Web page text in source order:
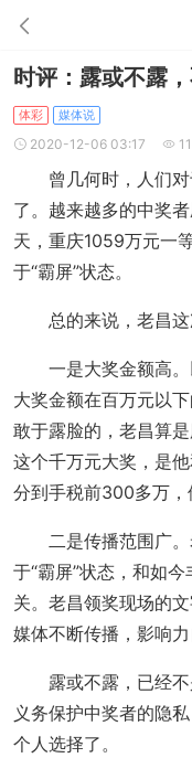
时评：露或不露
体彩 媒体说
2020-12-06 03:17
曾几何时，人们对
了。越来越多的中奖
天，重庆1059万元一
于“霸屏”状态。
总的来说，老昌这
一是大奖金额高。
大奖金额在百万元以
敢于露脸的，老昌算
这个千万元大奖，是
分到手税前300多万，
二是传播范围广。
于“霸屏”状态，和如
关。老昌领奖现场的
媒体不断传播，影响力
露或不露，已经不
义务保护中奖者的隐
个人选择了。